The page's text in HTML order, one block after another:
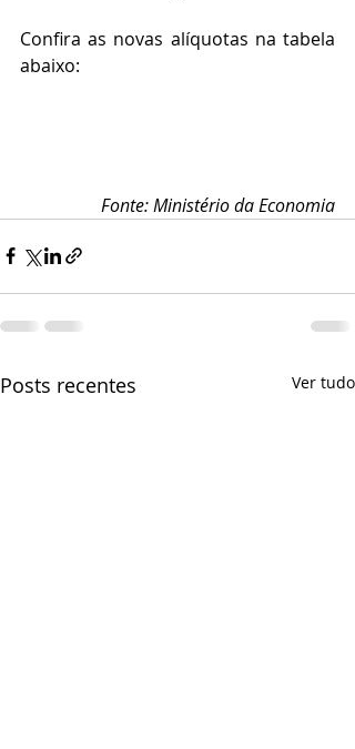
Confira as novas alíquotas na tabela
abaixo:
Fonte: Ministério da Economia
Posts recentes Ver tudo